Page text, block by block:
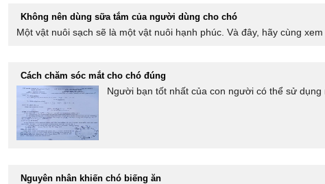
Không nên dùng sữa tắm của người dùng cho chó
Một vật nuôi sạch sẽ là một vật nuôi hạnh phúc. Và đây, hãy cùng
Cách chăm sóc mắt cho chó đúng
Người bạn tốt nhất của con người có thể sử
Nguyên nhân khiến chó biếng ăn